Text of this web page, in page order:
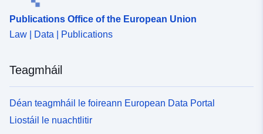
Publications Office of the European Union
Law | Data | Publications
Teagmháil
Déan teagmháil le foireann European Data Portal
Liostáil le nuachtlitir